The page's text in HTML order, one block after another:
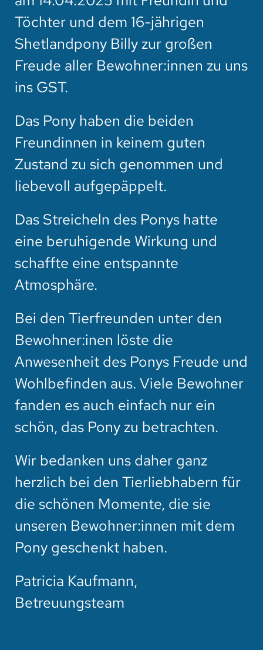
Töchter und dem 16-jährigen
Shetlandpony Billy zur großen
Freude aller Bewohner:innen zu uns
ins GST.
Das Pony haben die beiden
Freundinnen in keinem guten
Zustand zu sich genommen und
liebevoll aufgepäppelt.
Das Streicheln des Ponys hatte
eine beruhigende Wirkung und
schaffte eine entspannte
Atmosphäre.
Bei den Tierfreunden unter den
Bewohner:inen löste die
Anwesenheit des Ponys Freude und
Wohlbefinden aus. Viele Bewohner
fanden es auch einfach nur ein
schön, das Pony zu betrachten.
Wir bedanken uns daher ganz
herzlich bei den Tierliebhabern für
die schönen Momente, die sie
unseren Bewohner:innen mit dem
Pony geschenkt haben.
Patricia Kaufmann,
Betreuungsteam